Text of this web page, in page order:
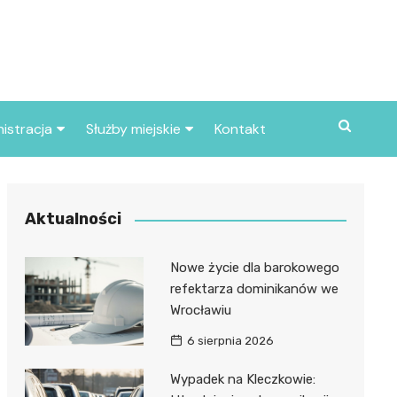
miasta
Służby miejskie
Policja
Kontakt
Aktualności
Nowe życie dla barokowego
refektarza dominikanów we
Wrocławiu
6 sierpnia 2026
Wypadek na Kleczkowie: